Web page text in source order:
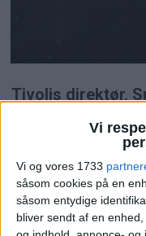
Vi
Vi og vores 1733
såsom cookies på en
såsom entydige
bliver sendt af en
Tivolis direktør,
”Jeg noterer mig
trods en 30%-
vigtigste
år i dansk
positivt resultat.